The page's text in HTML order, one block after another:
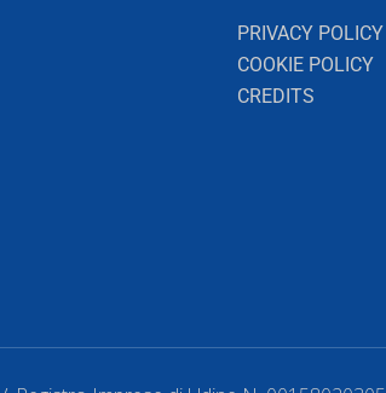
PRIVACY POLICY
COOKIE POLICY
CREDITS